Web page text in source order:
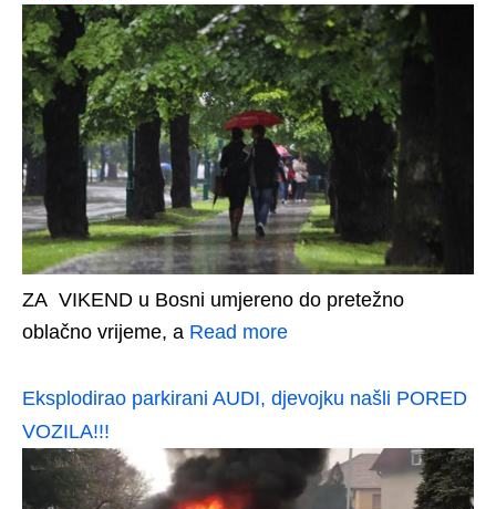
ZA VIKEND u Bosni umjereno do pretežno
oblačno vrijeme, a Read more
Eksplodirao parkirani AUDI, djevojku našli PORED
VOZILA!!!